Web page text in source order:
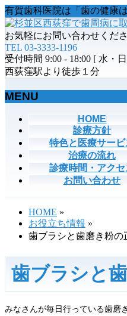
有賀歯科医院は「歯の健康
お気軽にお問い合わせくだ
TEL 03-3333-1196
受付時間 9:00 - 18:00 [ 水・
西荻窪駅より徒歩１分
MENU
ば
HOME
診療方針
特色と医療サービ
治療の流れ
診療時間・アクセ
お問い合わせ
HOME »
お役立ち情報 »
歯ブラシと歯磨き粉の
歯ブラシと
みなさんが毎日行っている歯磨